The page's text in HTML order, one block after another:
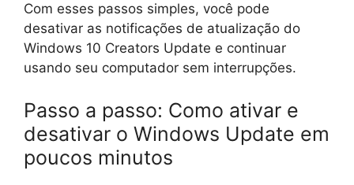
Com esses passos simples, você pode
desativar as notificações de atualização do
Windows 10 Creators Update e continuar
usando seu computador sem interrupções.
Passo a passo: Como ativar e
desativar o Windows Update em
poucos minutos